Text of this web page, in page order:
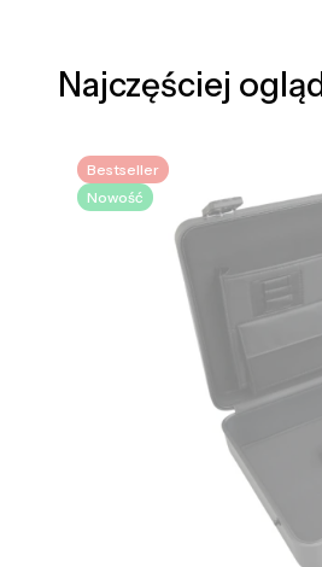
Najczęściej
Bestseller
Nowość